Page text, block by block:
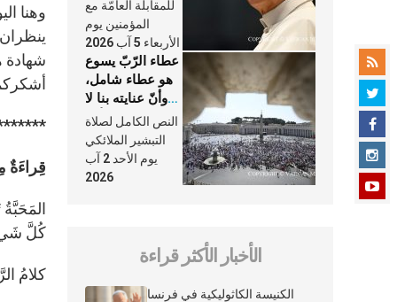
وهنا
شهادة
قِراءَةٌ
كُلَّ
كلامُ
الكنيسة
للمقابلة العامّة مع
المؤمنين يوم
الأربعاء 5 آب 2026
عطاء الرّبّ يسوع
هو عطاء شامل،
وأنّ عنايته بنا لا
تغيب عنّا أبدًا
النص الكامل لصلاة
التبشير الملائكي
يوم الأحد 2 آب
2026
الأخبار الأكثر قراءة
الكنيسة الكاثوليكية في فرنسا